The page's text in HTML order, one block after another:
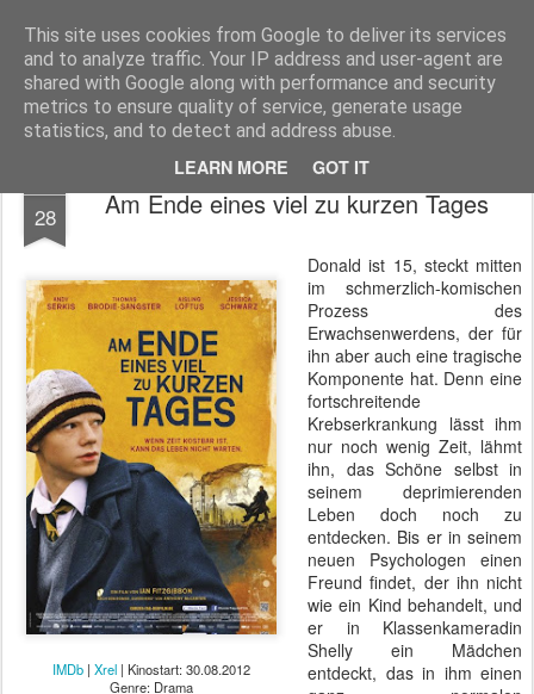
This site uses cookies from Google to deliver its services
and to analyze traffic. Your IP address and user-agent are
shared with Google along with performance and security
metrics to ensure quality of service, generate usage
statistics, and to detect and address abuse.
LEARN MORE GOT IT
MyKinoTrailer
Pages
28 Am Ende eines viel zu kurzen Tages
IMDb | Xrel | Kinostart: 30.08.2012
Genre: Drama
Donald ist 15, steckt mitten
im schmerzlich-komischen
Prozess des
Erwachsenwerdens, der für
ihn aber auch eine tragische
Komponente hat. Denn eine
fortschreitende
Krebserkrankung lässt ihm
nur noch wenig Zeit, lähmt
ihn, das Schöne selbst in
seinem deprimierenden
Leben doch noch zu
entdecken. Bis er in seinem
neuen Psychologen einen
Freund findet, der ihn nicht
wie ein Kind behandelt, und
er in Klassenkameradin
Shelly ein Mädchen
entdeckt, das in ihm einen